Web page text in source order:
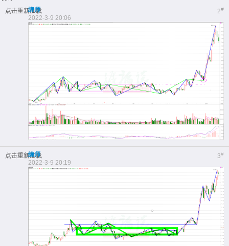
点击重新加载
2#
缠师
2022-3-9 20:06
点击重新加载 3#
缠师
2022-3-9 20:19